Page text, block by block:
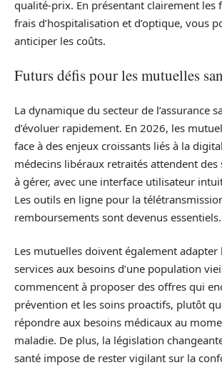
qualité-prix. En présentant clairement les
frais d’hospitalisation et d’optique, vous
anticiper les coûts.
Futurs défis pour les mutuelles
La dynamique du secteur de l’assurance
d’évoluer rapidement. En 2026, les
face à des enjeux croissants liés à la
médecins libéraux retraités attendent des
à gérer, avec une interface utilisateur
Les outils en ligne pour la
remboursements sont devenus essentiels.
Les mutuelles doivent également
services aux besoins d’une population
commencent à proposer des offres qui
prévention et les soins proactifs, plutôt
répondre aux besoins médicaux au
maladie. De plus, la législation
santé impose de rester vigilant sur la